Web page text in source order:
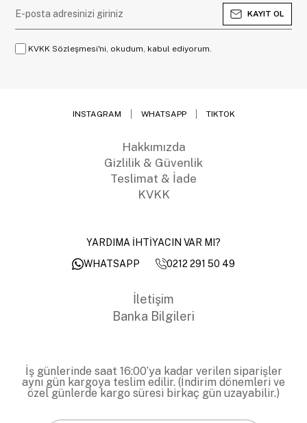
KAYIT OL
KVKK Sözleşmesi'ni, okudum, kabul ediyorum.
INSTAGRAM WHATSAPP TIKTOK
Hakkımızda
Gizlilik & Güvenlik
Teslimat & İade
KVKK
YARDIMA İHTİYACIN VAR MI?
WHATSAPP
0212 291 50 49
İletişim
Banka Bilgileri
İş günlerinde saat 16:00’ya kadar verilen siparişler
aynı gün kargoya teslim edilir. (İndirim dönemleri ve
özel günlerde kargo süresi birkaç gün uzayabilir.)